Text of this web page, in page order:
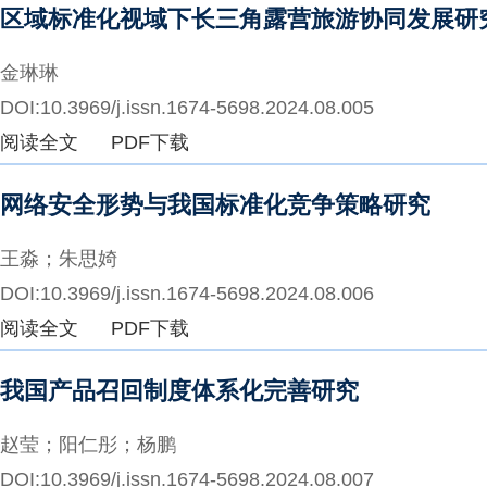
区域标准化视域下长三角露营旅游协同发展研
金琳琳
DOI:10.3969/j.issn.1674-5698.2024.08.005
阅读全文
PDF下载
网络安全形势与我国标准化竞争策略研究
王淼；朱思婍
DOI:10.3969/j.issn.1674-5698.2024.08.006
阅读全文
PDF下载
我国产品召回制度体系化完善研究
赵莹；阳仁彤；杨鹏
DOI:10.3969/j.issn.1674-5698.2024.08.007